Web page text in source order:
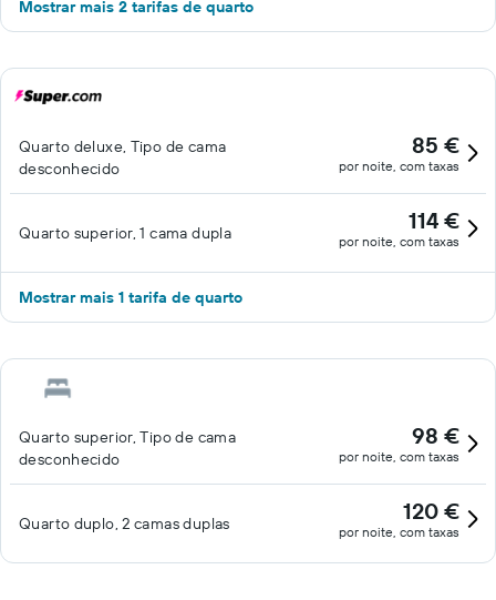
Mostrar mais 2 tarifas de quarto
Quarto deluxe, Tipo de cama
desconhecido
85 €
por noite, com taxas
Quarto superior, 1 cama dupla 114 €
por noite, com taxas
Mostrar mais 1 tarifa de quarto
Quarto superior, Tipo de cama
desconhecido
98 €
por noite, com taxas
Quarto duplo, 2 camas duplas 120 €
por noite, com taxas